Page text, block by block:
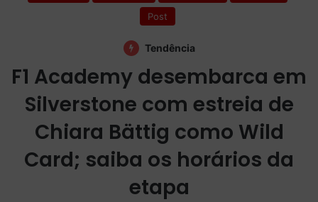
Post
Tendência
F1 Academy desembarca em
Silverstone com estreia de
Chiara Bättig como Wild
Card; saiba os horários da
etapa